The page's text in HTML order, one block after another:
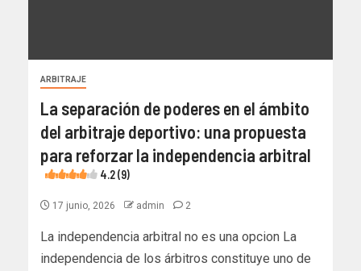
ARBITRAJE
La separación de poderes en el ámbito
del arbitraje deportivo: una propuesta
para reforzar la independencia arbitral
4.2 (9)
17 junio, 2026 admin 2
La independencia arbitral no es una opcion La
independencia de los árbitros constituye uno de